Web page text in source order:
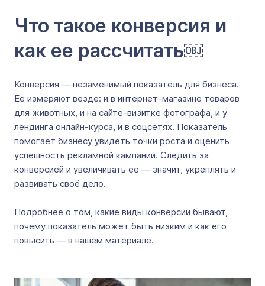
Что такое конверсия и
как ее рассчитать￼
Конверсия — незаменимый показатель для бизнеса.
Ее измеряют везде: и в интернет-магазине товаров
для животных, и на сайте-визитке фотографа, и у
лендинга онлайн-курса, и в соцсетях. Показатель
помогает бизнесу увидеть точки роста и оценить
успешность рекламной кампании. Следить за
конверсией и увеличивать ее — значит, укреплять и
развивать своё дело.
Подробнее о том, какие виды конверсии бывают,
почему показатель может быть низким и как его
повысить — в нашем материале.